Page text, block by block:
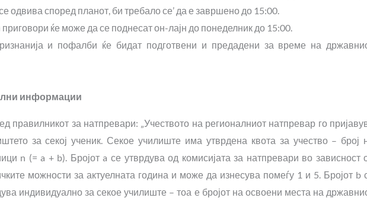
се одвива според планот, би требало се’ да е завршено до 15:00.
ќе може да се поднесат он-лајн до понеделник до 15:00.
и пофалби ќе бидат подготвени и предадени за време на
информации
правилникот за натпревари: „Учеството на регионалниот натпревар го
за секој ученик. Секое училиште има утврдена квота за учество – број
n (= a + b). Бројот a се утврдува од комисијата за натпревари во зависност
можности за актуелната година и може да изнесува помеѓу 1 и 5. Бројот b
индивидуално за секое училиште – тоа е бројот на освоени места на